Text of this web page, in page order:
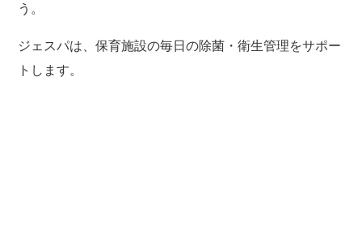
う。
ジェスパは、保育施設の毎日の除菌・衛生管理をサポー
トします。